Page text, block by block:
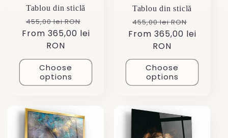
Tablou din sticlă
Regular
price
455,00 lei RON
price
From 365,00 lei
RON
Choose
options
Tablou din sticlă
Regular
price
455,00 lei RON
price
From 365,00 lei
RON
Choose
options